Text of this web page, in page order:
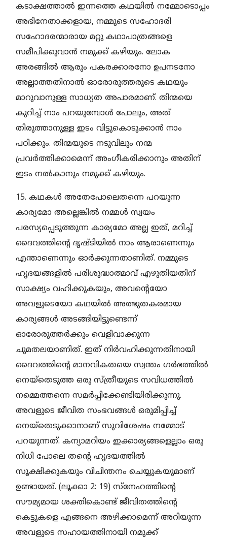
കടാക്ഷത്താല്‍ ഇന്നത്തെ കഥയില്‍ നമ്മോടൊപ്പം
അഭിനേതാക്കളായ, നമ്മുടെ സഹോദരി
സഹോദരന്മാരായ മറ്റു കഥാപാത്രങ്ങളെ
സമീപിക്കുവാന്‍ നമുക്ക് കഴിയും. ലോക
അരങ്ങില്‍ ആരും പകരക്കാരനോ ഉപനടനോ
അല്ലാത്തതിനാല്‍ ഓരോരുത്തരുടെ കഥയും
മാറുവാനുള്ള സാധ്യത അപാരമാണ്. തിന്മയെ
കുറിച്ച് നാം പറയുമ്പോള്‍ പോലും, അത്
തിരുത്താനുള്ള ഇടം വിട്ടുകൊടുക്കാന്‍ നാം
പഠിക്കും. തിന്മയുടെ നടുവിലും നന്മ
പ്രവര്‍ത്തിക്കാമെന്ന് അംഗീകരിക്കാനും അതിന്
ഇടം നല്‍കാനും നമുക്ക് കഴിയും.
15. കഥകള്‍ അതേപോലെതന്നെ പറയുന്ന
കാര്യമോ അല്ലെങ്കില്‍ നമ്മള്‍ സ്വയം
പരസ്യപ്പെടുത്തുന്ന കാര്യമോ അല്ല ഇത്, മറിച്ച്
ദൈവത്തിന്റെ ദൃഷ്ടിയില്‍ നാം ആരാണെന്നും
എന്താണെന്നും ഓര്‍ക്കുന്നതാണിത്. നമ്മുടെ
ഹൃദയങ്ങളില്‍ പരിശുദ്ധാത്മാവ് എഴുതിയതിന്
സാക്ഷ്യം വഹിക്കുകയും, അവന്റെയോ
അവളുടെയോ കഥയില്‍ അത്ഭുതകരമായ
കാര്യങ്ങള്‍ അടങ്ങിയിട്ടുണ്ടെന്ന്
ഓരോരുത്തര്‍ക്കും വെളിവാക്കുന്ന
ചുമതലയാണിത്. ഇത് നിര്‍വഹിക്കുന്നതിനായി
ദൈവത്തിന്റെ മാനവികതയെ സ്വന്തം ഗര്‍ഭത്തില്‍
നെയ്തെടുത്ത ഒരു സ്ത്രീയുടെ സവിധത്തില്‍
നമ്മെത്തന്നെ സമര്‍പ്പിക്കേണ്ടിയിരിക്കുന്നു.
അവളുടെ ജീവിത സംഭവങ്ങള്‍ ഒരുമിപ്പിച്ച്
നെയ്തെടുക്കാനാണ് സുവിശേഷം നമ്മോട്
പറയുന്നത്. കന്യാമറിയം ഇക്കാര്യങ്ങളെല്ലാം ഒരു
നിധി പോലെ തന്റെ ഹൃദയത്തില്‍
സൂക്ഷിക്കുകയും വിചിന്തനം ചെയ്യുകയുമാണ്
ഉണ്ടായത്. (ലൂക്കാ 2: 19) സ്നേഹത്തിന്റെ
സൗമ്യമായ ശക്തികൊണ്ട് ജീവിതത്തിന്റെ
കെട്ടുകളെ എങ്ങനെ അഴിക്കാമെന്ന് അറിയുന്ന
അവളുടെ സഹായത്തിനായി നമുക്ക്